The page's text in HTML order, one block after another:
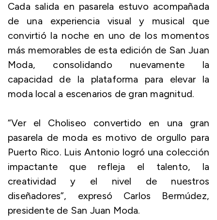
Cada salida en pasarela estuvo acompañada
de una experiencia visual y musical que
convirtió la noche en uno de los momentos
más memorables de esta edición de San Juan
Moda, consolidando nuevamente la
capacidad de la plataforma para elevar la
moda local a escenarios de gran magnitud.
“Ver el Choliseo convertido en una gran
pasarela de moda es motivo de orgullo para
Puerto Rico. Luis Antonio logró una colección
impactante que refleja el talento, la
creatividad y el nivel de nuestros
diseñadores”, expresó Carlos Bermúdez,
presidente de San Juan Moda.